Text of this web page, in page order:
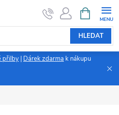
HLEDAT
NÁKUPNÍ
KOŠÍK
přilby Dárek zdarma k nákupu